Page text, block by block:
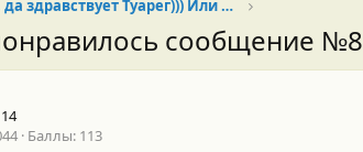
Хай продан, да здравствует Туарег))) Или Китай наше всё)))
сообщение №8
Баллы 113